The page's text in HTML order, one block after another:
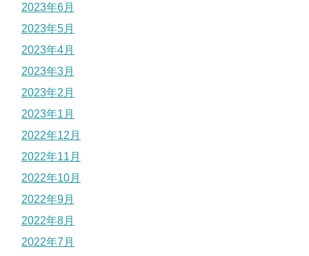
2023年6月
2023年5月
2023年4月
2023年3月
2023年2月
2023年1月
2022年12月
2022年11月
2022年10月
2022年9月
2022年8月
2022年7月